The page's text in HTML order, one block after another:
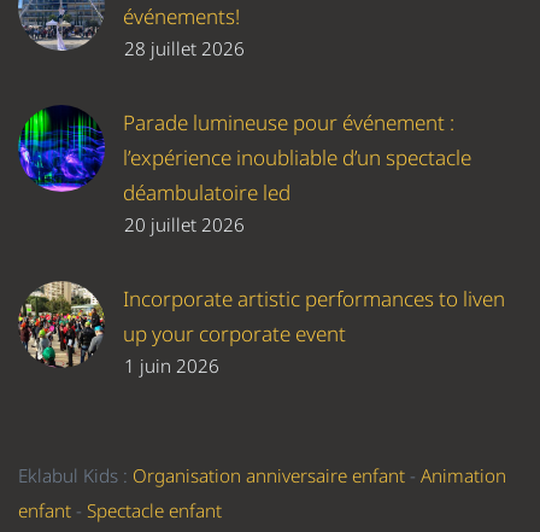
événements!
28 juillet 2026
Parade lumineuse pour événement :
l’expérience inoubliable d’un spectacle
déambulatoire led
20 juillet 2026
Incorporate artistic performances to liven
up your corporate event
1 juin 2026
Eklabul Kids : Organisation anniversaire enfant - Animation
enfant - Spectacle enfant